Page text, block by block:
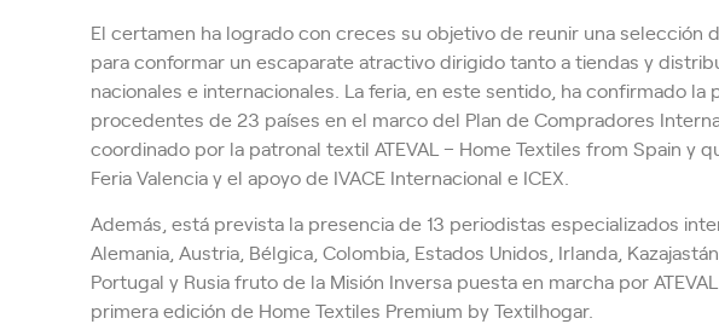
El certamen ha logrado con creces su objetivo de reunir una selección
para conformar un escaparate atractivo dirigido tanto a tiendas y
nacionales e internacionales. La feria, en este sentido, ha confirmado
procedentes de 23 países en el marco del Plan de Compradores
coordinado por la patronal textil ATEVAL – Home Textiles from Spain y
Feria Valencia y el apoyo de IVACE Internacional e ICEX.
Además, está prevista la presencia de 13 periodistas especializados
Alemania, Austria, Bélgica, Colombia, Estados Unidos, Irlanda,
Portugal y Rusia fruto de la Misión Inversa puesta en marcha por
primera edición de Home Textiles Premium by Textilhogar.